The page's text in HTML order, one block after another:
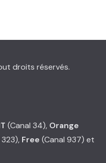
droits réservés.
(Canal 34), Orange
Free (Canal 937) et